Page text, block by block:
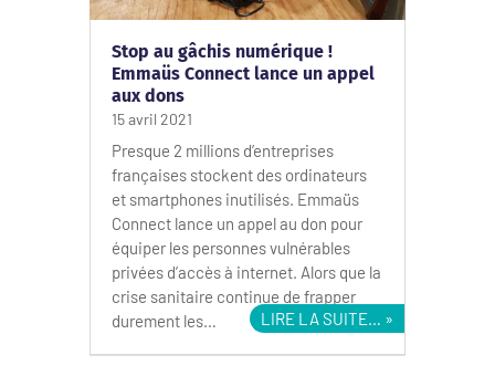
Stop au gâchis numérique !
Emmaüs Connect lance un appel
aux dons
15 avril 2021
Presque 2 millions d’entreprises
françaises stockent des ordinateurs
et smartphones inutilisés. Emmaüs
Connect lance un appel au don pour
équiper les personnes vulnérables
privées d’accès à internet. Alors que la
crise sanitaire continue de frapper
durement les…
LIRE LA SUITE…